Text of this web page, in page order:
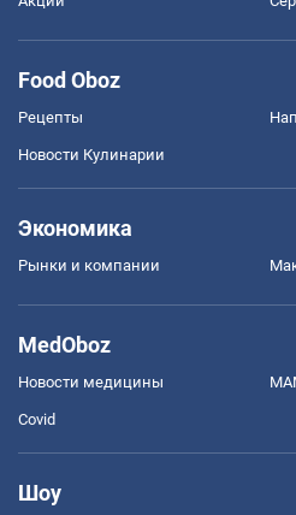
Food Oboz
Рецепты
Новости Кулинарии
Экономика
Рынки и компании
MedOboz
Новости медицины
Covid
Шоу